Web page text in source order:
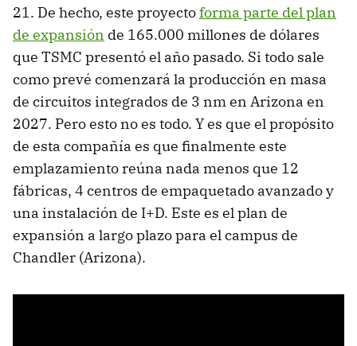
21. De hecho, este proyectoforma parte del plan
de expansión de 165.000 millones de dólares
que TSMC presentó el año pasado. Si todo sale
como prevé comenzará la producción en masa
de circuitos integrados de 3 nm en Arizona en
2027. Pero esto no es todo. Y es que el propósito
de esta compañía es que finalmente este
emplazamiento reúna nada menos que 12
fábricas, 4 centros de empaquetado avanzado y
una instalación de I+D. Este es el plan de
expansión a largo plazo para el campus de
Chandler (Arizona).